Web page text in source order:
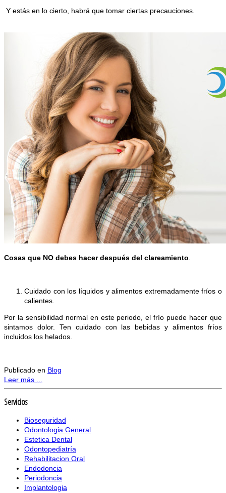
Y estás en lo cierto, habrá que tomar ciertas precauciones.
Cosas que NO debes hacer después del clareamiento
Cuidado con los líquidos y alimentos extremadamente fríos o
calientes.
Por la sensibilidad normal en este periodo, el frío puede hacer que
sintamos dolor. Ten cuidado con las bebidas y alimentos fríos
incluidos los helados.
Publicado en Blog
Leer más ...
Servicios
Bioseguridad
Odontologia General
Estetica Dental
Odontopediatría
Rehabilitacion Oral
Endodoncia
Periodoncia
Implantologia